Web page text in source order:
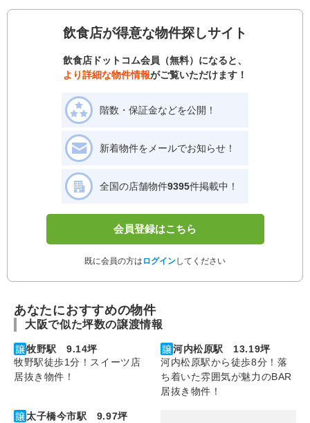
飲食店が得意な物件探しサイト
飲食店ドットコム会員（無料）になると、
より詳細な物件情報がご覧いただけます！
階数・保証金などを公開！
新着物件をメールでお知らせ！
全国の店舗物件9395件掲載中！
会員登録はこちら
既に会員の方は ログインしてください
あなたにおすすめの物件
大阪で似た坪数の譲渡情報
牧野駅 9.14坪
牧野駅徒歩1分！スイーツ店
居抜き物件！
河内松原駅 13.19坪
河内松原駅から徒歩8分！落
ち着いた雰囲気が魅力のBAR
居抜き物件！
太子橋今市駅 9.97坪